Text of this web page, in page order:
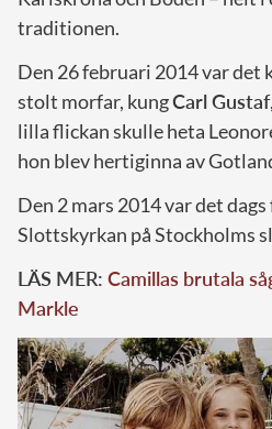
traditionen.
Den 26 februari 2014 var det
stolt morfar, kungCarl Gustaf
lilla flickan skulle heta
hon blev hertiginna av
Den 2 mars 2014 var det
Slottskyrkan på Stockholms
LÄS MER: Camillas brutala
Markle